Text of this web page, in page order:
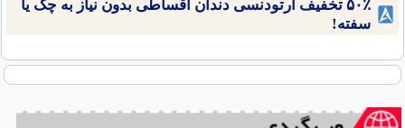
۵۰٪ تخفیف ارتودنسی دندان اقساطی بدون نیاز به چک یا
سفته!